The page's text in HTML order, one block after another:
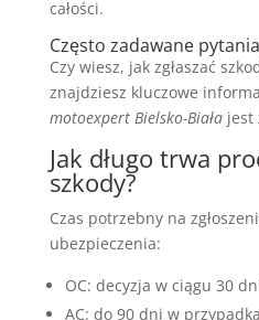
całości.
Często zadawane pytania
Czy wiesz, jak zgłaszać
znajdziesz kluczowe
motoexpert Bielsko-Białajest
Jak długo trwa
szkody?
Czas potrzebny na
ubezpieczenia:
OC: decyzja w ciągu 30
AC: do 90 dni w